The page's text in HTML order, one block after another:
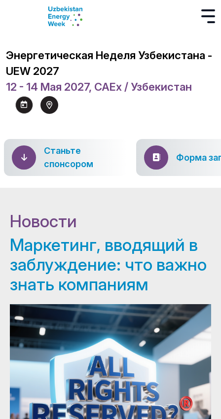
Энергетическая Неделя Узбекистана -
UEW 2027
12 - 14 Мая 2027, CAEx / Узбекистан
Станьте
спонсором
Форма
Новости
Маркетинг, вводящий в
заблуждение: что важно
знать компаниям